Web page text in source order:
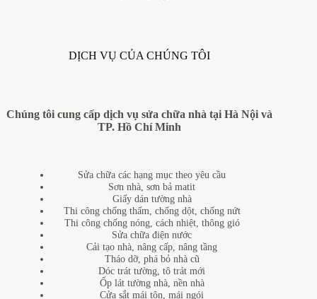
DỊCH VỤ CỦA CHÚNG TÔI
Chúng tôi cung cấp dịch vụ sửa chữa nhà tại Hà Nội và
TP. Hồ Chí Minh
Sửa chữa các hạng mục theo yêu cầu
Sơn nhà, sơn bả matit
Giấy dán tường nhà
Thi công chống thấm, chống dột, chống nứt
Thi công chống nóng, cách nhiệt, thông gió
Sửa chữa điện nước
Cải tạo nhà, nâng cấp, nâng tầng
Tháo dỡ, phá bỏ nhà cũ
Dóc trát tường, tô trát mới
Ốp lát tường nhà, nền nhà
Cửa sắt mái tôn, mái ngói